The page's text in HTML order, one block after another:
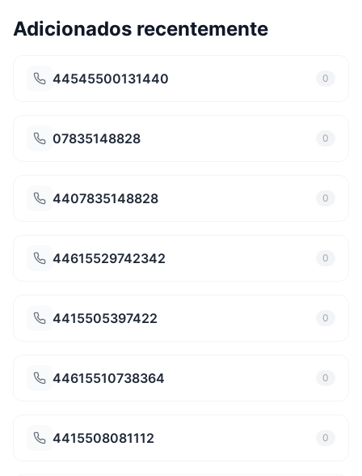
Adicionados recentemente
44545500131440 0
07835148828 0
4407835148828 0
44615529742342 0
4415505397422 0
44615510738364 0
4415508081112 0